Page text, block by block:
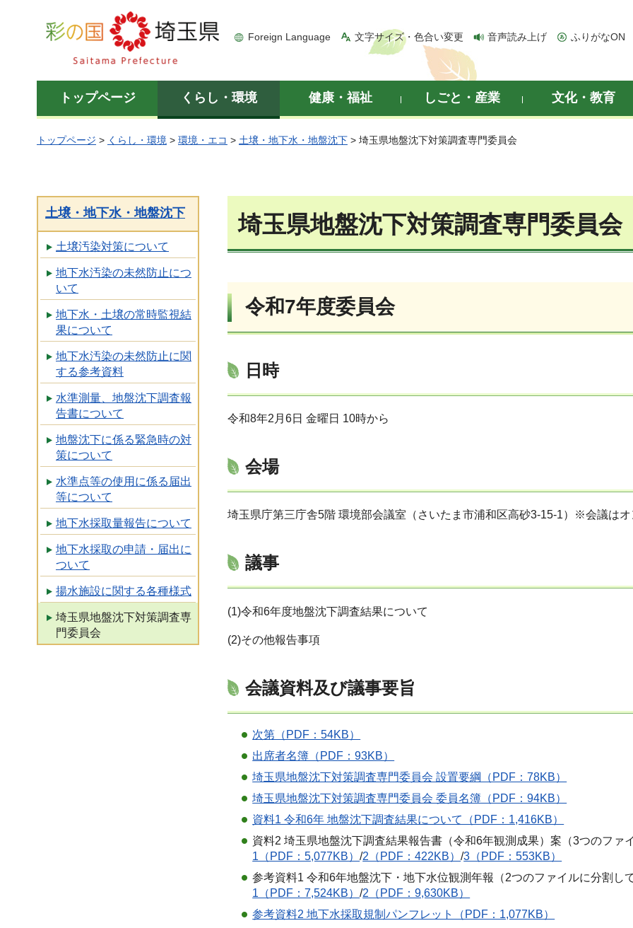
彩の国 埼玉県
Foreign Language 文字サイズ・色合い変更 音声読み上げ ふりがなON
トップページ くらし・環境 健康・福祉 しごと・産業 文化・教育
トップページ > くらし・環境 > 環境・エコ > 土壌・地下水・地盤沈下 > 埼玉県地盤沈下対策調査専門委員会
土壌・地下水・地盤沈下
土壌汚染対策について
地下水汚染の未然防止につ
いて
地下水・土壌の常時監視結
果について
地下水汚染の未然防止に関
する参考資料
水準測量、地盤沈下調査報
告書について
地盤沈下に係る緊急時の対
策について
水準点等の使用に係る届出
等について
地下水採取量報告について
地下水採取の申請・届出に
ついて
揚水施設に関する各種様式
埼玉県地盤沈下対策調査専
門委員会
埼玉県地盤沈下対策調査専門委員会
令和7年度委員会
日時
令和8年2月6日 金曜日 10時から
会場
埼玉県庁第三庁舎5階 環境部会議室（さいたま市浦和区高砂3-15-1）※会議はオ
議事
(1)令和6年度地盤沈下調査結果について
(2)その他報告事項
会議資料及び議事要旨
次第（PDF：54KB）
出席者名簿（PDF：93KB）
埼玉県地盤沈下対策調査専門委員会 設置要綱（PDF：78KB）
埼玉県地盤沈下対策調査専門委員会 委員名簿（PDF：94KB）
資料1 令和6年 地盤沈下調査結果について（PDF：1,416KB）
資料2 埼玉県地盤沈下調査結果報告書（令和6年観測成果）案（3つのファ
1（PDF：5,077KB）/2（PDF：422KB）/3（PDF：553KB）
参考資料1 令和6年地盤沈下・地下水位観測年報（2つのファイルに分割し
1（PDF：7,524KB）/2（PDF：9,630KB）
参考資料2 地下水採取規制パンフレット（PDF：1,077KB）